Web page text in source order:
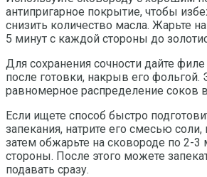
антипригарное покрытие, чтобы
снизить количество масла. Жарьте
5 минут с каждой стороны до
Для сохранения сочности дайте
после готовки, накрыв его фольгой.
равномерное распределение соков
Если ищете способ быстро
запекания, натрите его смесью
затем обжарьте на сковороде по 2-
стороны. После этого можете
подавать сразу.